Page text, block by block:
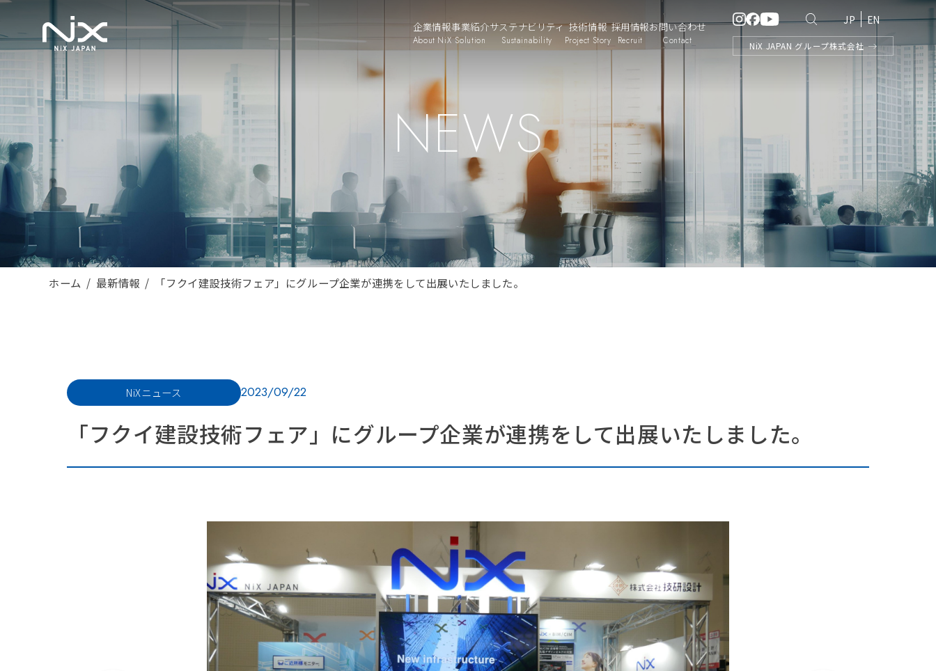
企業情報
About NiX
事業紹介
Solution
サステナビリティ
Sustainability
技術情報
Project Story
採用情報
Recruit
お問い合わせ
Contact
EN
JP
NiX JAPAN グループ株式会社
NEWS
ホーム 最新情報 「フクイ建設技術フェア」にグループ企業が連携をして出展いたしました。
NiXニュース 2023/09/22
「フクイ建設技術フェア」にグループ企業が連携をして出展いたしました。